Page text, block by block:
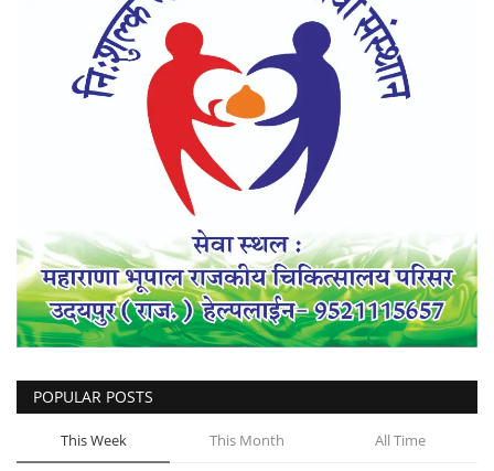
POPULAR POSTS
This Week This Month All Time